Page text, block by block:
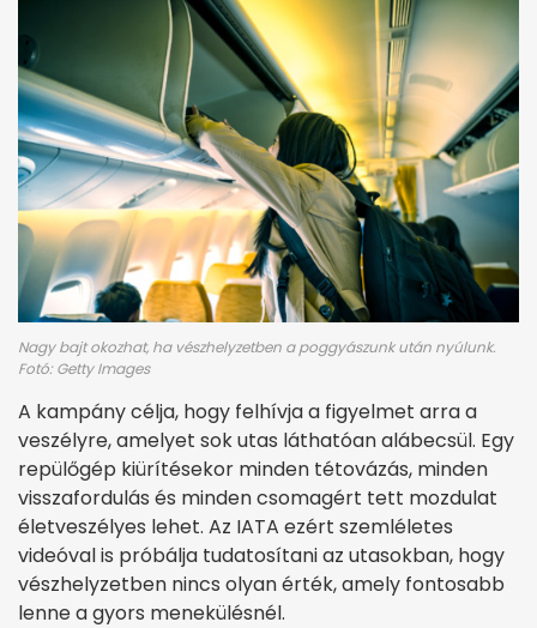
Nagy bajt okozhat, ha vészhelyzetben a poggyászunk után nyúlunk.
Fotó: Getty Images
A kampány célja, hogy felhívja a figyelmet arra a
veszélyre, amelyet sok utas láthatóan alábecsül. Egy
repülőgép kiürítésekor minden tétovázás, minden
visszafordulás és minden csomagért tett mozdulat
életveszélyes lehet. Az IATA ezért szemléletes
videóval is próbálja tudatosítani az utasokban, hogy
vészhelyzetben nincs olyan érték, amely fontosabb
lenne a gyors menekülésnél.